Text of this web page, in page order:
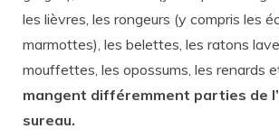
les lièvres, les rongeurs (y compris les
marmottes), les belettes, les ratons
mouffettes, les opossums, les renards
mangent différemment parties de
sureau.